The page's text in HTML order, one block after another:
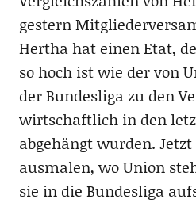
gestern
Hertha hat einen Etat,
so hoch ist wie der von
der Bundesliga zu den
wirtschaftlich in den
abgehängt wurden.
ausmalen, wo Union
sie in die Bundesliga